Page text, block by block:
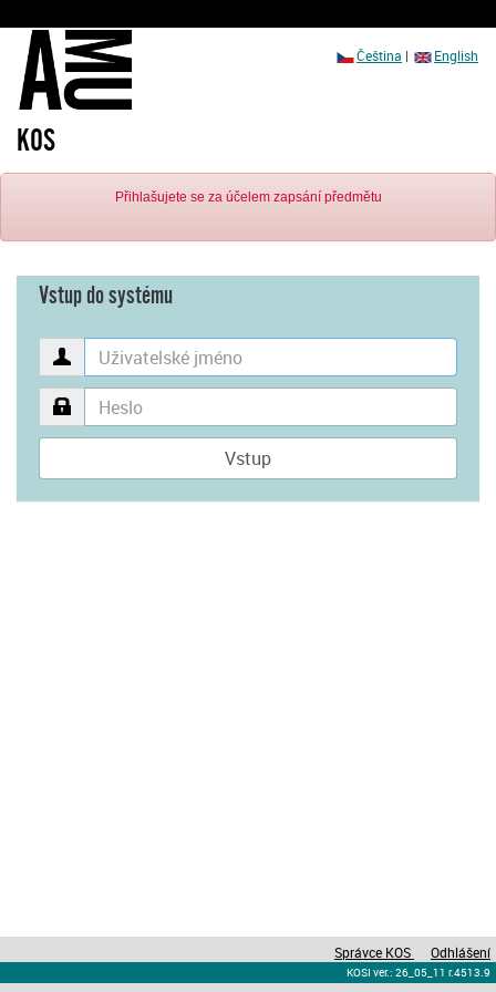
KOS
Čeština | English
Přihlašujete se za účelem zapsání předmětu
Vstup do systému
Správce KOS Odhlášení
KOSI ver.: 26_05_11 r.4513.9